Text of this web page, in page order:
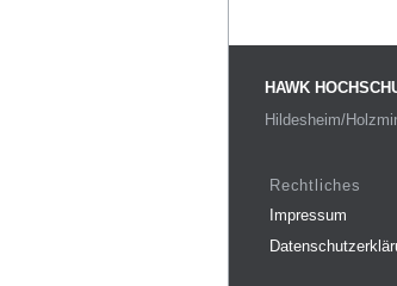
HAWK
Hildesheim/
Rechtliches
Impressum